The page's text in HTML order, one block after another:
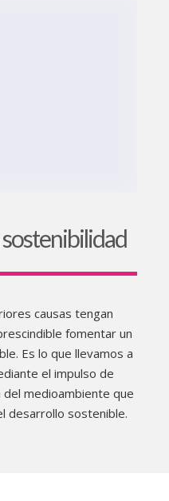
causas tengan
fomentar un
Es lo que llevamos a
el impulso de
medioambiente que
desarrollo sostenible.